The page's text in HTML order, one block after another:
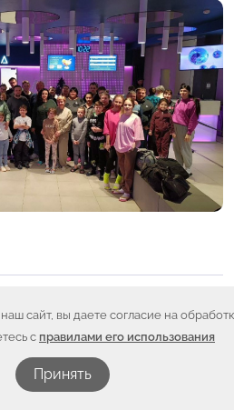
сайт, вы даете согласие на
с правилами его использования
Принять
«Искорка Фонд» и
всегда стараются
только душевный отдых, но и
— это отличный повод
силы.